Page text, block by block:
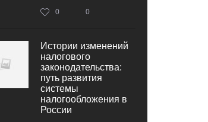
0 0
Истории изменений
налогового
законодательства:
путь развития
системы
налогообложения в
России